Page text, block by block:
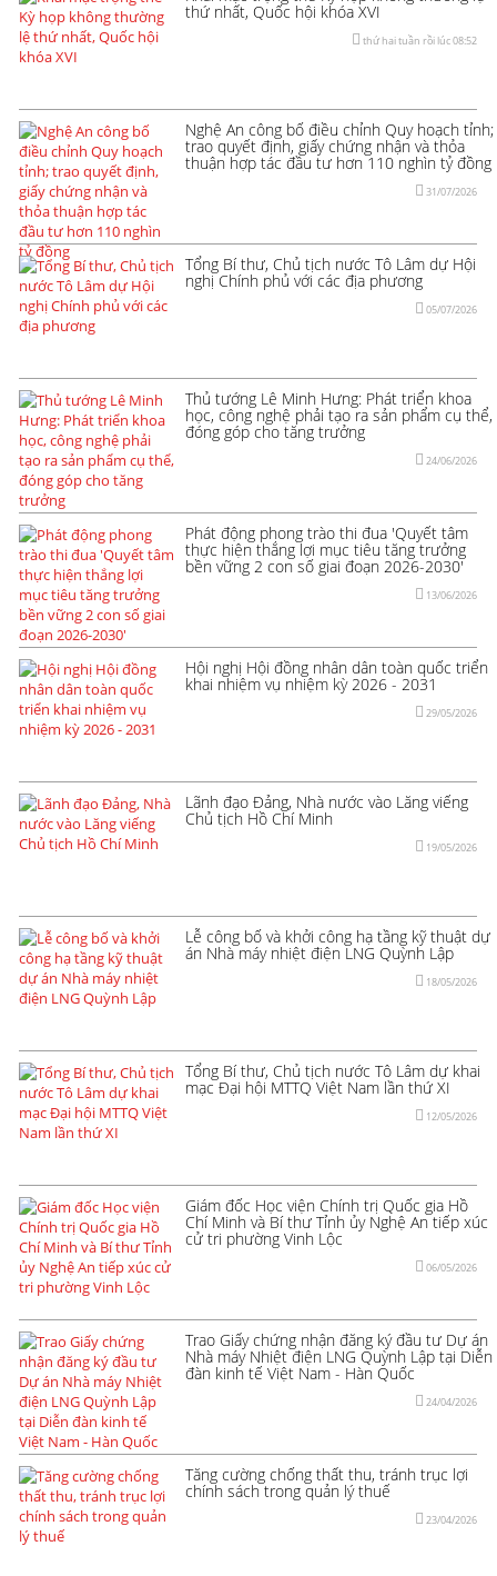
thứ nhất, Quốc hội khóa XVI
thứ hai tuần rồi lúc 08:52
Nghệ An công bố điều chỉnh Quy hoạch tỉnh;
trao quyết định, giấy chứng nhận và thỏa
thuận hợp tác đầu tư hơn 110 nghìn tỷ đồng
31/07/2026
Tổng Bí thư, Chủ tịch nước Tô Lâm dự Hội
nghị Chính phủ với các địa phương
05/07/2026
Thủ tướng Lê Minh Hưng: Phát triển khoa
học, công nghệ phải tạo ra sản phẩm cụ thể,
đóng góp cho tăng trưởng
24/06/2026
Phát động phong trào thi đua 'Quyết tâm
thực hiện thắng lợi mục tiêu tăng trưởng
bền vững 2 con số giai đoạn 2026-2030'
13/06/2026
Hội nghị Hội đồng nhân dân toàn quốc triển
khai nhiệm vụ nhiệm kỳ 2026 - 2031
29/05/2026
Lãnh đạo Đảng, Nhà nước vào Lăng viếng
Chủ tịch Hồ Chí Minh
19/05/2026
Lễ công bố và khởi công hạ tầng kỹ thuật dự
án Nhà máy nhiệt điện LNG Quỳnh Lập
18/05/2026
Tổng Bí thư, Chủ tịch nước Tô Lâm dự khai
mạc Đại hội MTTQ Việt Nam lần thứ XI
12/05/2026
Giám đốc Học viện Chính trị Quốc gia Hồ
Chí Minh và Bí thư Tỉnh ủy Nghệ An tiếp xúc
cử tri phường Vinh Lộc
06/05/2026
Trao Giấy chứng nhận đăng ký đầu tư Dự án
Nhà máy Nhiệt điện LNG Quỳnh Lập tại Diễn
đàn kinh tế Việt Nam - Hàn Quốc
24/04/2026
Tăng cường chống thất thu, tránh trục lợi
chính sách trong quản lý thuế
23/04/2026